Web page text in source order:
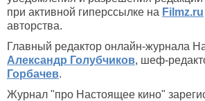
при активной гиперссылке на Filmz.ru
авторства.
Главный редактор онлайн-журнала
Александр Голубчиков, шеф-
Горбачев.
Журнал "про Настоящее кино"